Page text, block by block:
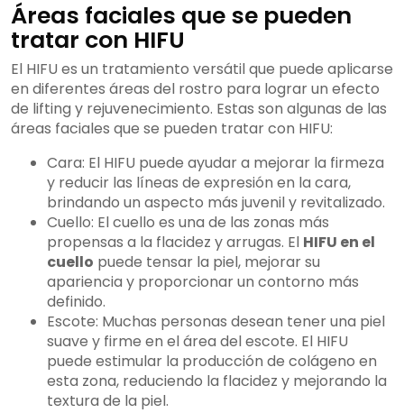
Áreas faciales que se pueden
tratar con HIFU
El HIFU es un tratamiento versátil que puede aplicarse
en diferentes áreas del rostro para lograr un efecto
de lifting y rejuvenecimiento. Estas son algunas de las
áreas faciales que se pueden tratar con HIFU:
Cara: El HIFU puede ayudar a mejorar la firmeza
y reducir las líneas de expresión en la cara,
brindando un aspecto más juvenil y revitalizado.
Cuello: El cuello es una de las zonas más
propensas a la flacidez y arrugas. El HIFU en el
cuello puede tensar la piel, mejorar su
apariencia y proporcionar un contorno más
definido.
Escote: Muchas personas desean tener una piel
suave y firme en el área del escote. El HIFU
puede estimular la producción de colágeno en
esta zona, reduciendo la flacidez y mejorando la
textura de la piel.